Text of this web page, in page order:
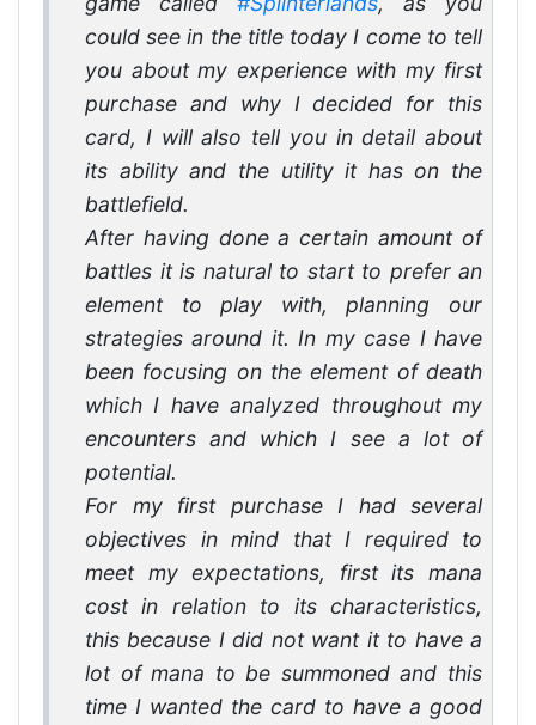
could see in the title today I come to tell
you about my experience with my first
purchase and why I decided for this
card, I will also tell you in detail about
its ability and the utility it has on the
battlefield.
After having done a certain amount of
battles it is natural to start to prefer an
element to play with, planning our
strategies around it. In my case I have
been focusing on the element of death
which I have analyzed throughout my
encounters and which I see a lot of
potential.
For my first purchase I had several
objectives in mind that I required to
meet my expectations, first its mana
cost in relation to its characteristics,
this because I did not want it to have a
lot of mana to be summoned and this
time I wanted the card to have a good